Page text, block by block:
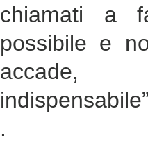
chiamati a
possibile e
.